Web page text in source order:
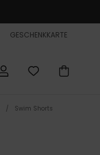
GESCHENKKARTE
Swim Shorts